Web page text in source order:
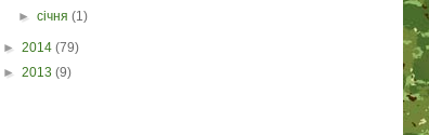
►січня(1)
► 2014 (79)
► 2013 (9)